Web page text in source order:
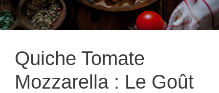
Quiche Tomate
Mozzarella : Le Goût